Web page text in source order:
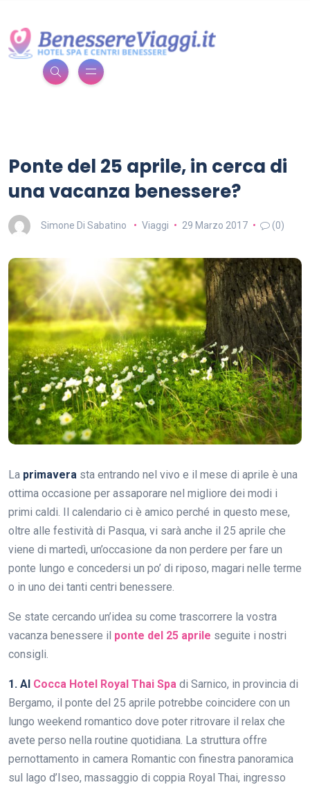
Ponte del 25 aprile, in cerca di
una vacanza benessere?
Simone Di Sabatino Viaggi 29 Marzo 2017 (0)
La primavera sta entrando nel vivo e il mese di aprile è una
ottima occasione per assaporare nel migliore dei modi i
primi caldi. Il calendario ci è amico perché in questo mese,
oltre alle festività di Pasqua, vi sarà anche il 25 aprile che
viene di martedì, un’occasione da non perdere per fare un
ponte lungo e concedersi un po’ di riposo, magari nelle terme
o in uno dei tanti centri benessere.
Se state cercando un’idea su come trascorrere la vostra
vacanza benessere il ponte del 25 aprile seguite i nostri
consigli.
1. Al Cocca Hotel Royal Thai Spa di Sarnico, in provincia di
Bergamo, il ponte del 25 aprile potrebbe coincidere con un
lungo weekend romantico dove poter ritrovare il relax che
avete perso nella routine quotidiana. La struttura offre
pernottamento in camera Romantic con finestra panoramica
sul lago d’Iseo, massaggio di coppia Royal Thai, ingresso